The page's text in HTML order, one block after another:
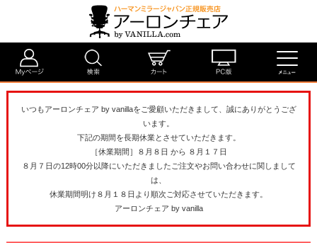
いつもアーロンチェア by vanillaをご愛顧いただきまして、誠にありがとうござ
います。
下記の期間を長期休業とさせていただきます。
［休業期間］８月８日 から ８月１７日
８月７日の12時00分以降にいただきましたご注文やお問い合わせに関しまして
は、
休業期間明け８月１８日より順次ご対応させていただきます。
アーロンチェア by vanilla